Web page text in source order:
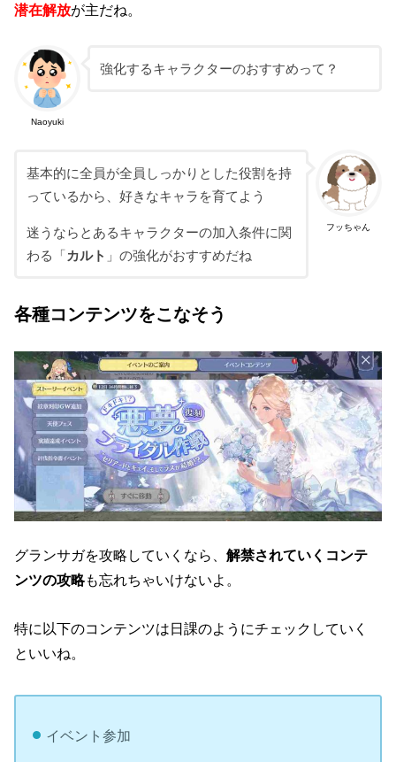
潜在解放が主だね。
Naoyuki
強化するキャラクターのおすすめって？
フッちゃん
基本的に全員が全員しっかりとした役割を持
っているから、好きなキャラを育てよう
迷うならとあるキャラクターの加入条件に関
わる「 カルト 」の強化がおすすめだね
各種コンテンツをこなそう
グランサガを攻略していくなら、解禁されていくコンテ
ンツの攻略も忘れちゃいけないよ。
特に以下のコンテンツは日課のようにチェックしていく
といいね。
イベント参加